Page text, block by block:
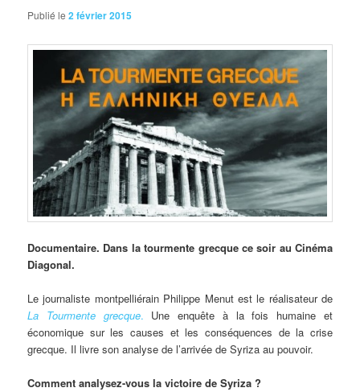
Publié le2 février 2015
Documentaire. Dans la tourmente grecque ce soir au Cinéma
Diagonal.
Le journaliste montpelliérain Philippe Menut est le réalisateur de
La Tourmente grecque. Une enquête à la fois humaine et
économique sur les causes et les conséquences de la crise
grecque. Il livre son analyse de l’arrivée de Syriza au pouvoir.
Comment analysez-vous la victoire de Syriza ?